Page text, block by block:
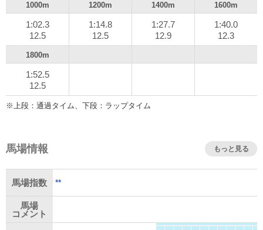
1000m 1200m 1400m 1600m
1:02.3
12.5
1:14.8
12.5
1:27.7
12.9
1:40.0
12.3
1800m
1:52.5
12.5
※上段：通過タイム、下段：ラップタイム
馬場情報 もっと見る
馬場指数 **
馬場
コメント